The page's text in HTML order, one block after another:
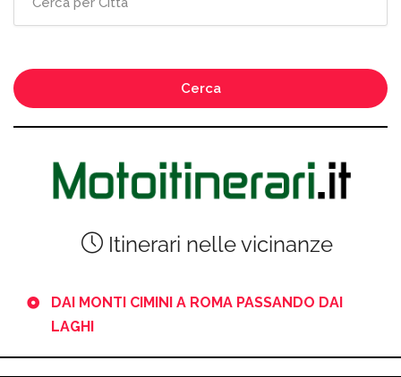
Cerca
Itinerari nelle vicinanze
DAI MONTI CIMINI A ROMA PASSANDO DAI
LAGHI